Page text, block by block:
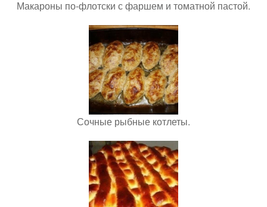
Макароны по-флотски с фаршем и томатной пастой.
Сочные рыбные котлеты.